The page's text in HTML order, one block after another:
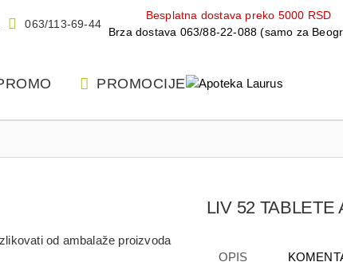
063/113-69-44
Besplatna dostava preko 5000 RSD
Brza dostava 063/88-22-088 (samo za
PROMOCIJE
od ambalaže proizvoda
LIV 52 TABLETE
OPIS